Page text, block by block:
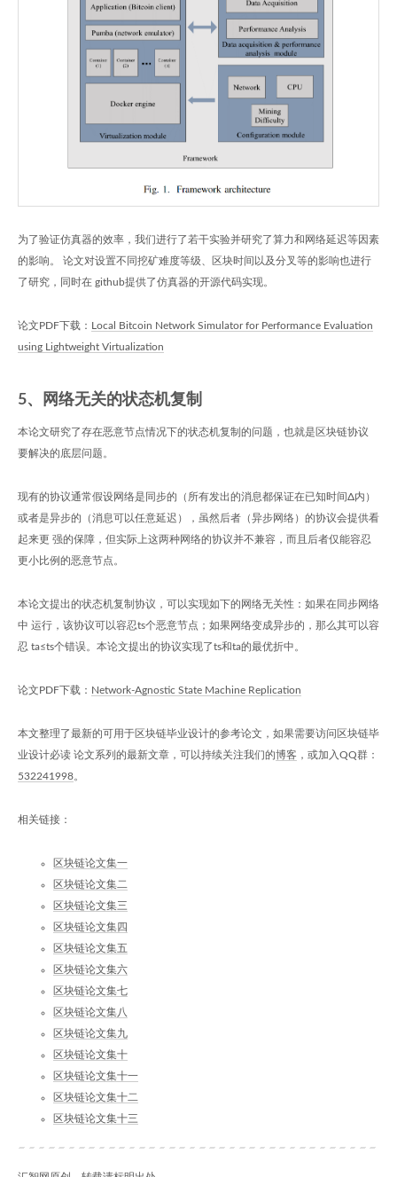
为了验证仿真器的效率，我们进行了若干实验并研究了算力和网络延迟等因素
的影响。 论文对设置不同挖矿难度等级、区块时间以及分叉等的影响也进行
了研究，同时在 github提供了仿真器的开源代码实现。
论文PDF下载： Local Bitcoin Network Simulator for Performance Evaluation
using Lightweight Virtualization
5、网络无关的状态机复制
本论文研究了存在恶意节点情况下的状态机复制的问题，也就是区块链协议
要解决的底层问题。
现有的协议通常假设网络是同步的（所有发出的消息都保证在已知时间Δ内）
或者是异步的（消息可以任意延迟），虽然后者（异步网络）的协议会提供看
起来更 强的保障，但实际上这两种网络的协议并不兼容，而且后者仅能容忍
更小比例的恶意节点。
本论文提出的状态机复制协议，可以实现如下的网络无关性：如果在同步网络
中 运行，该协议可以容忍ts个恶意节点；如果网络变成异步的，那么其可以容
忍 ta≤ts个错误。本论文提出的协议实现了ts和ta的最优折中。
论文PDF下载： Network-Agnostic State Machine Replication
本文整理了最新的可用于区块链毕业设计的参考论文，如果需要访问区块链毕
业设计必读 论文系列的最新文章，可以持续关注我们的博客 ，或加入QQ群：
532241998。
相关链接：
区块链论文集一
区块链论文集二
区块链论文集三
区块链论文集四
区块链论文集五
区块链论文集六
区块链论文集七
区块链论文集八
区块链论文集九
区块链论文集十
区块链论文集十一
区块链论文集十二
区块链论文集十三